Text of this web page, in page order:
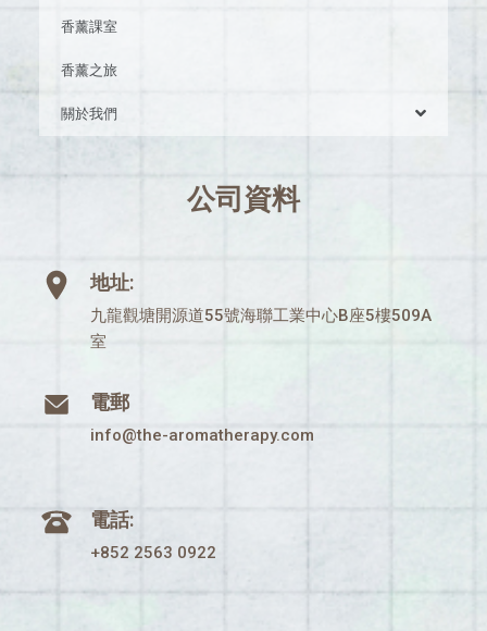
香薰課室
香薰之旅
關於我們
公司資料
地址:
九龍觀塘開源道55號海聯工業中心B座5樓509A
室
電郵
info@the-aromatherapy.com
電話:
+852 2563 0922